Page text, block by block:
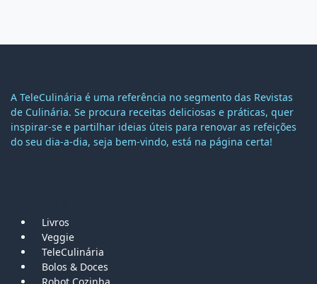
A TeleCulinária é uma referência no segmento das Revistas
de Culinária. Se procura receitas deliciosas e práticas, quer
inspirar-se e partilhar ideias úteis para renovar as refeições
do seu dia-a-dia, seja bem-vindo, está na página certa!
Livros
Veggie
TeleCulinária
Bolos & Doces